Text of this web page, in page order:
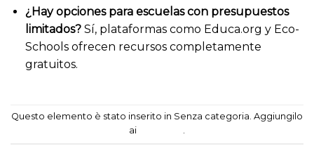
¿Hay opciones para escuelas con presupuestos
limitados?Sí, plataformas como Educa.org y Eco-
Schools ofrecen recursos completamente
gratuitos.
Questo elemento è stato inserito in Senza categoria. Aggiungilo
ai
.